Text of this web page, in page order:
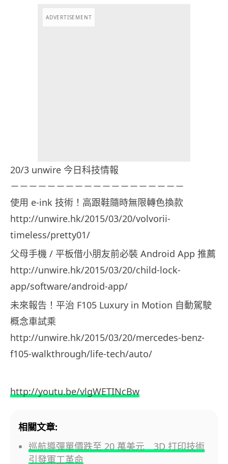
ADVERTISEMENT
20/3 unwire 今日科技情報
－－－－－－－－－－－－－－－－－－－
使用 e-ink 技術！高跟鞋隨時無限轉色換款
http://unwire.hk/2015/03/20/volvorii-
timeless/pretty01/
父母手機 / 平板借小朋友前必裝 Android App 推薦
http://unwire.hk/2015/03/20/child-lock-
app/software/android-app/
未來報告！平治 F105 Luxury in Motion 自動駕駛
概念車試乘
http://unwire.hk/2015/03/20/mercedes-benz-
f105-walkthrough/life-tech/auto/
http://youtu.be/vlgWETINcBw
相關文章:
巡航導彈單價跌至 20 萬美元 3D 打印技術
引發軍工革命